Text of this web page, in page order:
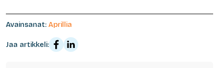
Avainsanat: Aprillia
Jaa artikkeli: